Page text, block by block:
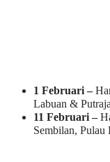
1 Februari –
Labuan &
11 Februari –
Sembilan, Pulau